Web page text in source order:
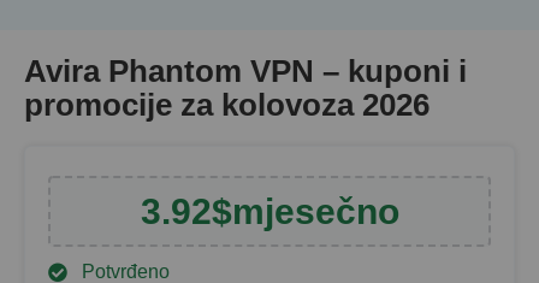
Avira Phantom VPN – kuponi i
promocije za kolovoza 2026
3.92$mjesečno
Potvrđeno